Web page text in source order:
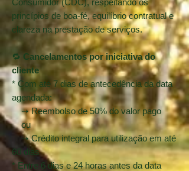
Consumidor (CDC), respeitando os
princípios de boa-fé, equilíbrio contratual e
clareza na prestação de serviços.
🔁 Cancelamentos por iniciativa do
cliente
* Com até 7 dias de antecedência da data
agendada:
➝ Reembolso de 50% do valor pago
ou
➝ Crédito integral para utilização em até
60 dias
* Entre 6 dias e 24 horas antes da data